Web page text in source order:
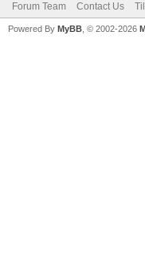
Forum Team Contact Us
Powered By MyBB , © 2002-2026